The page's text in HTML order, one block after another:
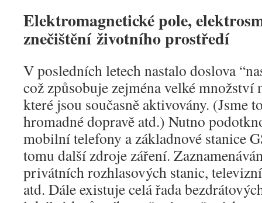
Elektromagnetické pole,
znečištěníživotního prostředí
V posledních letech nastalo doslova
což způsobuje zejména velké
které jsou současně aktivovány. (Jsme
hromadné dopravě atd.) Nutno
mobilní telefony a základnové stanice
tomu další zdroje záření.
privátních rozhlasových stanic,
atd. Dále existuje celá řada